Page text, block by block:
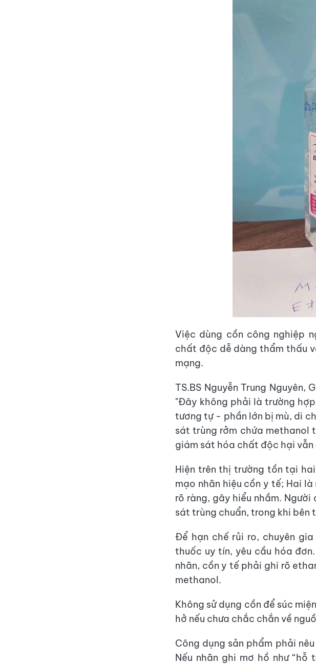
Việc dùng cồn công nghiệp
chất độc dễ dàng thẩm thấu
mạng.
TS.BS Nguyễn Trung
"Đây không phải là trường
tương tự - phần lớn bị mù, di
sát trùng rởm chứa methanol
giám sát hóa chất độc hại vẫn
Hiện trên thị trường tồn tại
mạo nhãn hiệu cồn y tế; Hai
rõ ràng, gây hiểu nhầm.
sát trùng chuẩn, trong khi
Để hạn chế rủi ro, chuyên
thuốc uy tín, yêu cầu hóa
nhãn, cồn y tế phải ghi rõ
methanol.
Không sử dụng cồn để súc
hở nếu chưa chắc chắn về
Công dụng sản phẩm phải
Nếu nhãn ghi mơ hồ như